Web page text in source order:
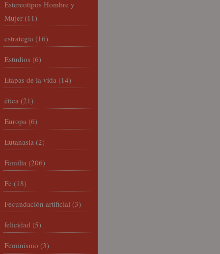
Estereotipos Hombre y
Mujer (11)
estrategia (16)
Estudios (6)
Etapas de la vida (14)
ética (21)
Europa (6)
Eutanasia (2)
Familia (206)
Fe (18)
Fecundación artificial (3)
felicidad (5)
Feminismo (3)